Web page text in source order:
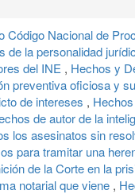
Código Nacional de
de la personalidad
del INE , Hechos y
preventiva oficiosa y
de intereses ,
de autor de la
los asesinatos sin
para tramitar una
de la Corte en la
notarial que viene ,